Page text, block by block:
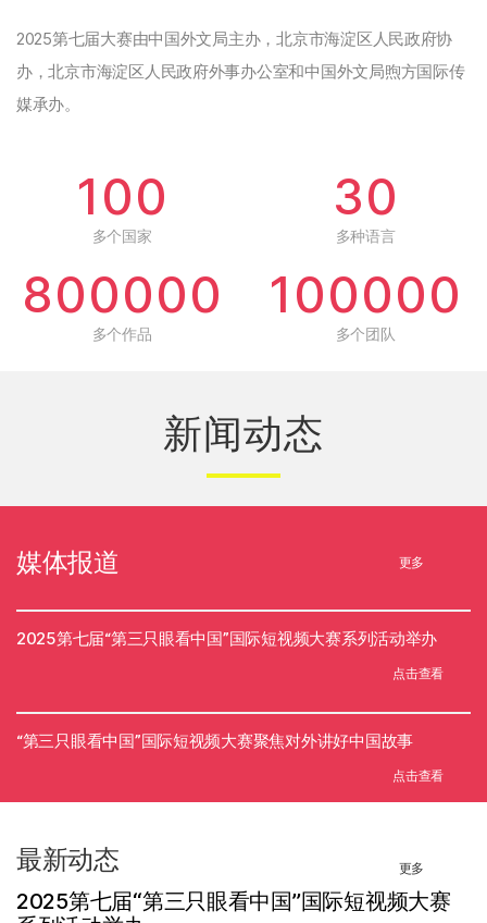
2025第七届大赛由中国外文局主办，北京市海淀区人民政府协
办，北京市海淀区人民政府外事办公室和中国外文局煦方国际传
媒承办。
100
多个国家
30
多种语言
800000
多个作品
100000
多个团队
新闻动态
媒体报道 更多
2025第七届“第三只眼看中国”国际短视频大赛系列活动举办
点击查看
“第三只眼看中国”国际短视频大赛聚焦对外讲好中国故事
点击查看
最新动态 更多
2025第七届“第三只眼看中国”国际短视频大赛